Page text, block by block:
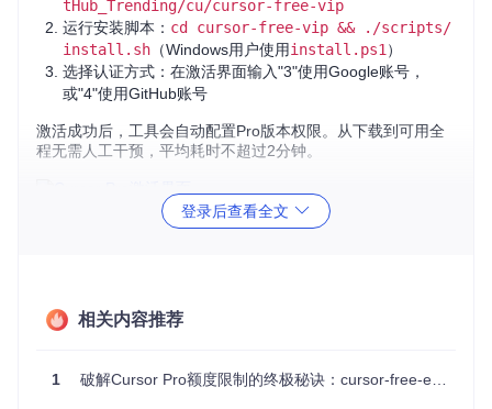
tHub_Trending/cu/cursor-free-vip
运行安装脚本： cd cursor-free-vip && ./scripts/
install.sh （Windows用户使用install.ps1 ）
选择认证方式：在激活界面输入"3"使用Google账号，
或"4"使用GitHub账号
激活成功后，工具会自动配置Pro版本权限。从下载到可用全
程无需人工干预，平均耗时不超过2分钟。
图：激活工具主界面，支持多种账号注册方式与功能配置
痛点直击：更换设备或重装系统后，需要重新配置Cursor的模
型参数、快捷键和扩展，浪费1-2小时重复劳动？
通过工具的"完全重置"功能（主菜单选项10），可实现配置的
无缝迁移：
登录后查看全文
相关内容推荐
1 破解Cursor Pro额度限制的终极秘诀：cursor-free-everyday工具让AI编程助手永不断电